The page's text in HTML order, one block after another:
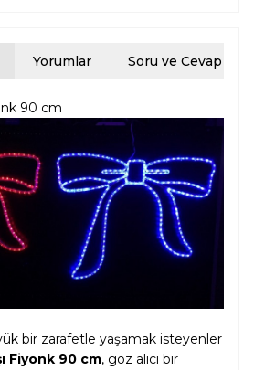
Yorumlar Soru ve Cevap
90 cm
bir zarafetle yaşamak isteyenler
Fiyonk 90 cm, göz alıcı bir